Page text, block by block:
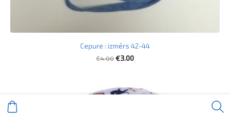
Cepure : izmērs 42-44
€4.00€3.00